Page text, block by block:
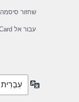
שחזור סיסמה
עבור אל Summer Card
שפה